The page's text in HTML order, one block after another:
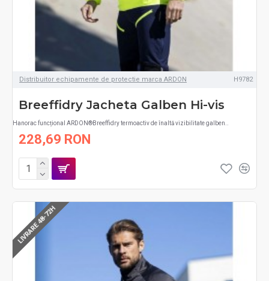
Distribuitor echipamente de protectie marca ARDON H9782
Breeffidry Jacheta Galben Hi-vis
Hanorac funcțional ARDON®Breeffidry termoactiv de înaltă vizibilitate galben..
228,69 RON
LIVRARE 48-72H